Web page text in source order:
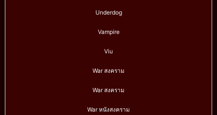
Underdog
Vampire
Viu
War สงคราม
War สงคราม
War หนังสงคราม